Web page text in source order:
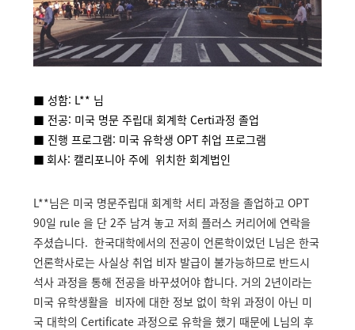
■ 성함: L** 님
■ 전공: 미국 명문 주립대 회계학 Certi과정 졸업
■ 진행 프로그램: 미국 유학생 OPT 취업 프로그램
■ 회사: 캘리포니아 주에 위치한 회계법인
L**님은 미국 명문주립대 회계학 서티 과정을 졸업하고 OPT
90일 rule 을 단 2주 남겨 놓고 저희 플러스 커리어에 연락을
주셨습니다. 한국대학에서의 전공이 언론학이었던 L님은 한국
언론학사로는 사실상 취업 비자 발급이 불가능하므로 반드시
석사 과정을 통해 전공을 바꾸셨어야 합니다. 거의 2년이라는
미국 유학생활을 비자에 대한 정보 없이 학위 과정이 아닌 미
국 대학의 Certificate 과정으로 유학을 했기 때문에 L님의 후